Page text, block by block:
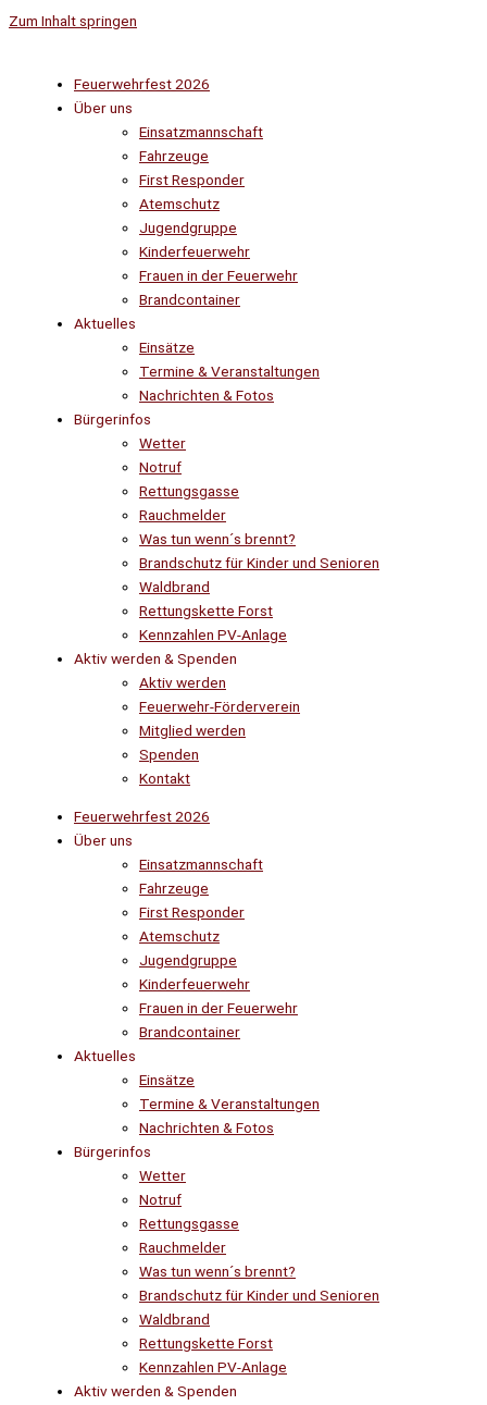
Zum Inhalt springen
Feuerwehrfest 2026
Über uns
Einsatzmannschaft
Fahrzeuge
First Responder
Atemschutz
Jugendgruppe
Kinderfeuerwehr
Frauen in der Feuerwehr
Brandcontainer
Aktuelles
Einsätze
Termine & Veranstaltungen
Nachrichten & Fotos
Bürgerinfos
Wetter
Notruf
Rettungsgasse
Rauchmelder
Was tun wenn´s brennt?
Brandschutz für Kinder und Senioren
Waldbrand
Rettungskette Forst
Kennzahlen PV-Anlage
Aktiv werden & Spenden
Aktiv werden
Feuerwehr-Förderverein
Mitglied werden
Spenden
Kontakt
Feuerwehrfest 2026
Über uns
Einsatzmannschaft
Fahrzeuge
First Responder
Atemschutz
Jugendgruppe
Kinderfeuerwehr
Frauen in der Feuerwehr
Brandcontainer
Aktuelles
Einsätze
Termine & Veranstaltungen
Nachrichten & Fotos
Bürgerinfos
Wetter
Notruf
Rettungsgasse
Rauchmelder
Was tun wenn´s brennt?
Brandschutz für Kinder und Senioren
Waldbrand
Rettungskette Forst
Kennzahlen PV-Anlage
Aktiv werden & Spenden